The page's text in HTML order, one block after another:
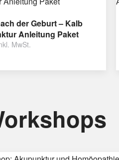
der Geburt – Kalb
Anleitung Paket
MwSt.